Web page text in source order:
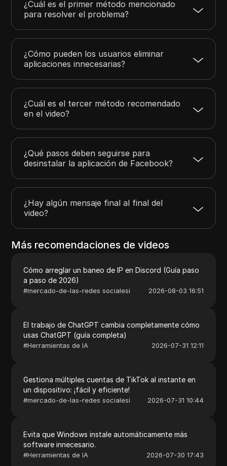
¿Cuál es el primer método mencionado
para resolver el problema?
¿Cómo pueden los usuarios eliminar
aplicaciones innecesarias?
¿Cuál es el tercer método recomendado
en el video?
¿Qué pasos deben seguirse para
desinstalar la aplicación de Facebook?
¿Hay algún mensaje final al final del
video?
Más recomendaciones de videos
Cómo arreglar un baneo de IP en Discord (Guía paso
a paso de 2026)
#mercado-de-las-redes socialesi 2026-08-03 16:51
El trabajo de ChatGPT cambia completamente cómo
usas ChatGPT (guía completa)
#Herramientas de IA 2026-07-31 12:11
Gestiona múltiples cuentas de TikTok al instante en
un dispositivo: ¡fácil y eficiente!
#mercado-de-las-redes socialesi 2026-07-31 10:44
Evita que Windows instale automáticamente más
software innecesario.
#Herramientas de IA 2026-07-30 17:43